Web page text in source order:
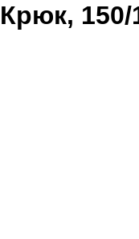
Крюк, 150/